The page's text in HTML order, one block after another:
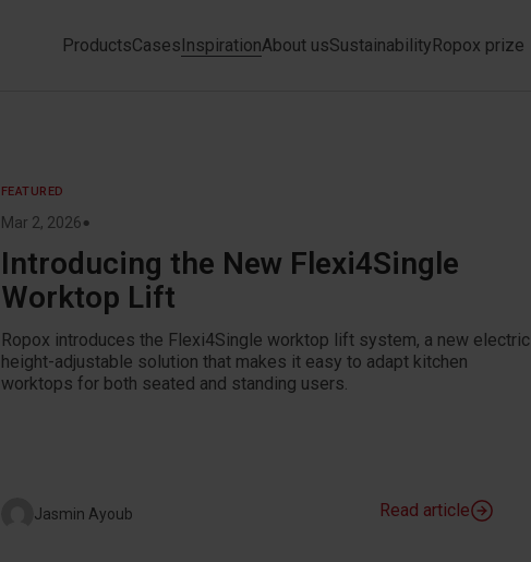
ProductsCasesInspirationAbout usSustainabilityRopox prize
Featured
Mar 2, 2026•
Introducing the New Flexi4Single
Worktop Lift
Ropox introduces the Flexi4Single worktop lift system, a new electric
height-adjustable solution that makes it easy to adapt kitchen
worktops for both seated and standing users.
Jasmin Ayoub Read article